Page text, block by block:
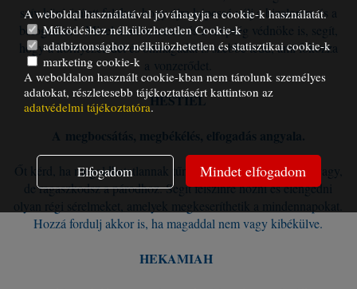
szív köré épített falakat, hogy újra képessé válj a bizalomra és a
befogadásra. Mivel a művészetek és a szépség védnöke is, segít,
hogy a környezetedet és önmagadat is szebbé tedd, ami fokozza
a vonzerődet.
HESTIEL
A megbocsátás, megbékélés, elfogadás angyala.
Őt kérd, ha megoldhatatlannak tűnő párkapcsolati krízisben vagy,
de ragaszkodsz a párodhoz. Segít felszínre hozni és elengedni
olyan régi sérelmeket, amelyek megkeseríthetik a mindennapokat.
Hozzá fordulj akkor is, ha magaddal nem vagy kibékülve.
HEKAMIAH
A weboldal használatával jóváhagyja a cookie-k használatát.
Működéshez nélkülözhetetlen Cookie-k
adatbiztonsághoz nélkülözhetetlen és statisztikai cookie-k
marketing cookie-k
A weboldalon használt cookie-kban nem tárolunk személyes
adatokat, részletesebb tájékoztatásért kattintson az
adatvédelmi tájékoztatóra.
Elfogadom Mindet elfogadom